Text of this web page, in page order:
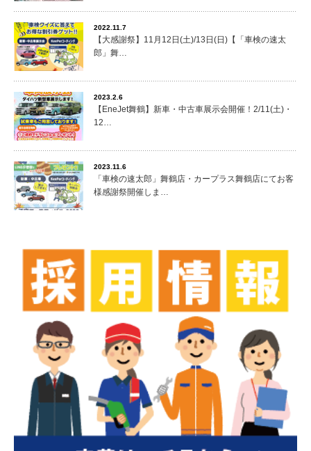
2022.11.7
【大感謝祭】11月12日(土)/13日(日)【「車検の速太
郎」舞…
2023.2.6
【EneJet舞鶴】新車・中古車展示会開催！2/11(土)・
12…
2023.11.6
「車検の速太郎」舞鶴店・カープラス舞鶴店にてお客
様感謝祭開催しま…